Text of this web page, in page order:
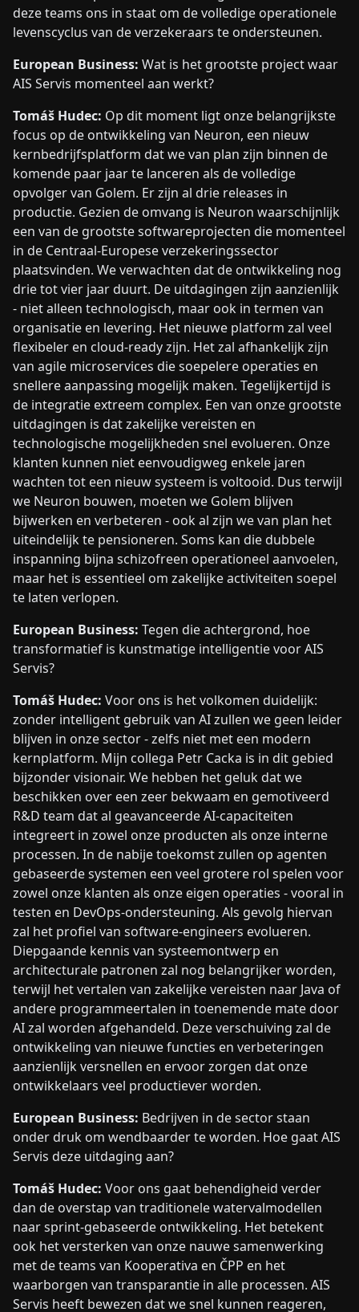
deze teams ons in staat om de volledige operationele
levenscyclus van de verzekeraars te ondersteunen.
European Business: Wat is het grootste project waar
AIS Servis momenteel aan werkt?
Tomáš Hudec: Op dit moment ligt onze belangrijkste
focus op de ontwikkeling van Neuron, een nieuw
kernbedrijfsplatform dat we van plan zijn binnen de
komende paar jaar te lanceren als de volledige
opvolger van Golem. Er zijn al drie releases in
productie. Gezien de omvang is Neuron waarschijnlijk
een van de grootste softwareprojecten die momenteel
in de Centraal-Europese verzekeringssector
plaatsvinden. We verwachten dat de ontwikkeling nog
drie tot vier jaar duurt. De uitdagingen zijn aanzienlijk
- niet alleen technologisch, maar ook in termen van
organisatie en levering. Het nieuwe platform zal veel
flexibeler en cloud-ready zijn. Het zal afhankelijk zijn
van agile microservices die soepelere operaties en
snellere aanpassing mogelijk maken. Tegelijkertijd is
de integratie extreem complex. Een van onze grootste
uitdagingen is dat zakelijke vereisten en
technologische mogelijkheden snel evolueren. Onze
klanten kunnen niet eenvoudigweg enkele jaren
wachten tot een nieuw systeem is voltooid. Dus terwijl
we Neuron bouwen, moeten we Golem blijven
bijwerken en verbeteren - ook al zijn we van plan het
uiteindelijk te pensioneren. Soms kan die dubbele
inspanning bijna schizofreen operationeel aanvoelen,
maar het is essentieel om zakelijke activiteiten soepel
te laten verlopen.
European Business: Tegen die achtergrond, hoe
transformatief is kunstmatige intelligentie voor AIS
Servis?
Tomáš Hudec: Voor ons is het volkomen duidelijk:
zonder intelligent gebruik van AI zullen we geen leider
blijven in onze sector - zelfs niet met een modern
kernplatform. Mijn collega Petr Cacka is in dit gebied
bijzonder visionair. We hebben het geluk dat we
beschikken over een zeer bekwaam en gemotiveerd
R&D team dat al geavanceerde AI-capaciteiten
integreert in zowel onze producten als onze interne
processen. In de nabije toekomst zullen op agenten
gebaseerde systemen een veel grotere rol spelen voor
zowel onze klanten als onze eigen operaties - vooral in
testen en DevOps-ondersteuning. Als gevolg hiervan
zal het profiel van software-engineers evolueren.
Diepgaande kennis van systeemontwerp en
architecturale patronen zal nog belangrijker worden,
terwijl het vertalen van zakelijke vereisten naar Java of
andere programmeertalen in toenemende mate door
AI zal worden afgehandeld. Deze verschuiving zal de
ontwikkeling van nieuwe functies en verbeteringen
aanzienlijk versnellen en ervoor zorgen dat onze
ontwikkelaars veel productiever worden.
European Business: Bedrijven in de sector staan
onder druk om wendbaarder te worden. Hoe gaat AIS
Servis deze uitdaging aan?
Tomáš Hudec: Voor ons gaat behendigheid verder
dan de overstap van traditionele watervalmodellen
naar sprint-gebaseerde ontwikkeling. Het betekent
ook het versterken van onze nauwe samenwerking
met de teams van Kooperativa en ČPP en het
waarborgen van transparantie in alle processen. AIS
Servis heeft bewezen dat we snel kunnen reageren,